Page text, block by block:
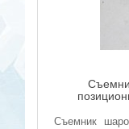
Съемник